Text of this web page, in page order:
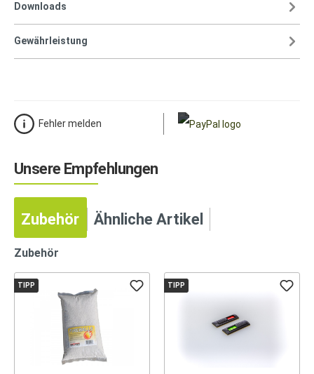
Downloads
Gewährleistung
Fehler melden
Unsere Empfehlungen
Zubehör Ähnliche Artikel
Zubehör
TIPP TIPP